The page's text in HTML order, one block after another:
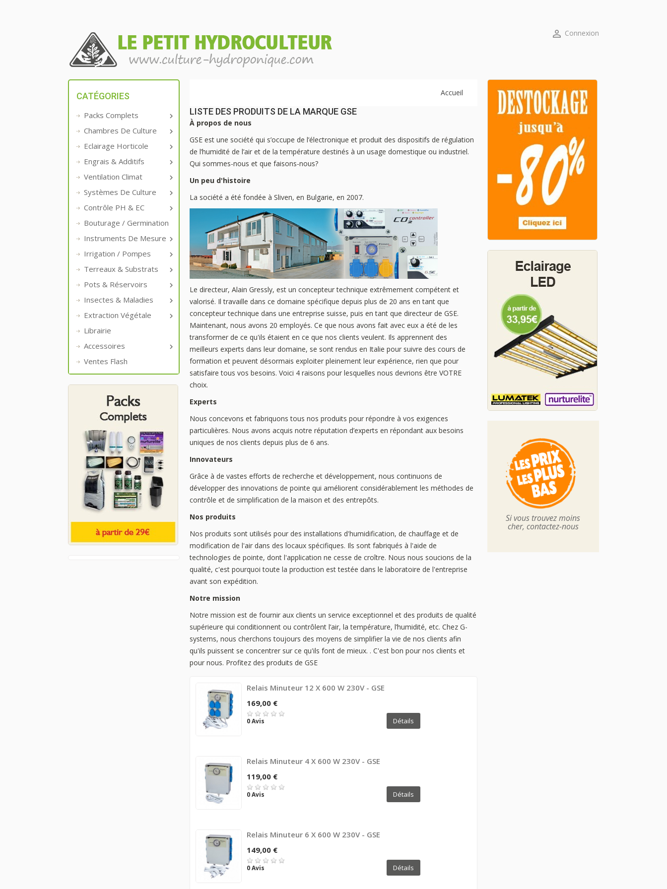
 Connexion
CATÉGORIES

Packs Complets

Chambres De Culture

Eclairage Horticole

Engrais & Additifs

Ventilation Climat

Systèmes De Culture

Contrôle PH & EC
Bouturage / Germination

Instruments De Mesure

Irrigation / Pompes

Terreaux & Substrats

Pots & Réservoirs

Insectes & Maladies

Extraction Végétale
Librairie

Accessoires
Ventes Flash
Accueil
LISTE DES PRODUITS DE LA MARQUE GSE
À propos de nous
GSE est une société qui s’occupe de l’électronique et produit des dispositifs de régulation
de l’humidité de l’air et de la température destinés à un usage domestique ou industriel.
Qui sommes-nous et que faisons-nous?
Un peu d'histoire
La société a été fondée à Sliven, en Bulgarie, en 2007.
Le directeur, Alain Gressly, est un concepteur technique extrêmement compétent et
valorisé. Il travaille dans ce domaine spécifique depuis plus de 20 ans en tant que
concepteur technique dans une entreprise suisse, puis en tant que directeur de GSE.
Maintenant, nous avons 20 employés. Ce que nous avons fait avec eux a été de les
transformer de ce qu'ils étaient en ce que nos clients veulent. Ils apprennent des
meilleurs experts dans leur domaine, se sont rendus en Italie pour suivre des cours de
formation et peuvent désormais exploiter pleinement leur expérience, rien que pour
satisfaire tous vos besoins. Voici 4 raisons pour lesquelles nous devrions être VOTRE
choix.
Experts
Nous concevons et fabriquons tous nos produits pour répondre à vos exigences
particulières. Nous avons acquis notre réputation d’experts en répondant aux besoins
uniques de nos clients depuis plus de 6 ans.
Innovateurs
Grâce à de vastes efforts de recherche et développement, nous continuons de
développer des innovations de pointe qui améliorent considérablement les méthodes de
contrôle et de simplification de la maison et des entrepôts.
Nos produits
Nos produits sont utilisés pour des installations d'humidification, de chauffage et de
modification de l'air dans des locaux spécifiques. Ils sont fabriqués à l'aide de
technologies de pointe, dont l'application ne cesse de croître. Nous nous soucions de la
qualité, c'est pourquoi toute la production est testée dans le laboratoire de l'entreprise
avant son expédition.
Notre mission
Notre mission est de fournir aux clients un service exceptionnel et des produits de qualité
supérieure qui conditionnent ou contrôlent l’air, la température, l’humidité, etc. Chez G-
systems, nous cherchons toujours des moyens de simplifier la vie de nos clients afin
qu'ils puissent se concentrer sur ce qu'ils font de mieux. . C'est bon pour nos clients et
pour nous. Profitez des produits de GSE
Relais Minuteur 12 X 600 W 230V - GSE
169,00 €
0 Avis Détails
Relais Minuteur 4 X 600 W 230V - GSE
119,00 €
0 Avis Détails
Relais Minuteur 6 X 600 W 230V - GSE
149,00 €
0 Avis Détails
Si vous trouvez moins
cher, contactez-nous